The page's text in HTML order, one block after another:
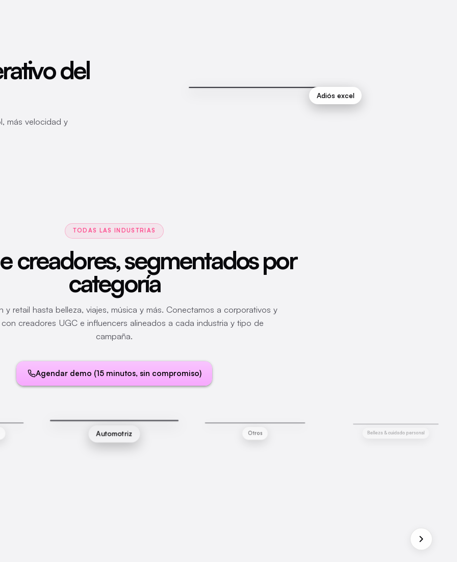
del
más velocidad y
Adiós excel
TODAS LAS INDUSTRIAS
creadores, segmentados por
categoría
y retail hasta belleza, viajes, música y más. Conectamos a corporativos y
creadores UGC e influencers alineados a cada industria y tipo de
campaña.
Agendar demo (15 minutos, sin compromiso)
Automotriz Otros Belleza & cuidado personal